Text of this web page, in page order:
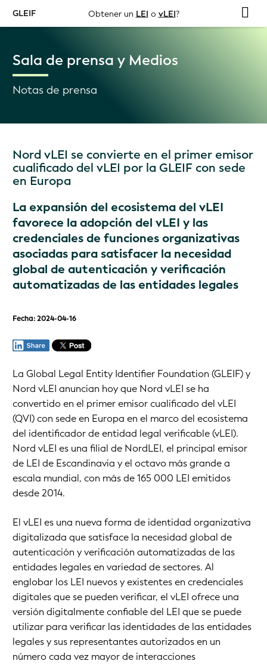
GLEIF Obtener un LEI o vLEI?
Sala de prensa y Medios
Notas de prensa
Nord vLEI se convierte en el primer emisor
cualificado del vLEI por la GLEIF con sede
en Europa
La expansión del ecosistema del vLEI
favorece la adopción del vLEI y las
credenciales de funciones organizativas
asociadas para satisfacer la necesidad
global de autenticación y verificación
automatizadas de las entidades legales
Fecha: 2024-04-16
La Global Legal Entity Identifier Foundation (GLEIF) y
Nord vLEI anuncian hoy que Nord vLEI se ha
convertido en el primer emisor cualificado del vLEI
(QVI) con sede en Europa en el marco del ecosistema
del identificador de entidad legal verificable (vLEI).
Nord vLEI es una filial de NordLEI, el principal emisor
de LEI de Escandinavia y el octavo más grande a
escala mundial, con más de 165 000 LEI emitidos
desde 2014.
El vLEI es una nueva forma de identidad organizativa
digitalizada que satisface la necesidad global de
autenticación y verificación automatizadas de las
entidades legales en variedad de sectores. Al
englobar los LEI nuevos y existentes en credenciales
digitales que se pueden verificar, el vLEI ofrece una
versión digitalmente confiable del LEI que se puede
utilizar para verificar las identidades de las entidades
legales y sus representantes autorizados en un
número cada vez mayor de interacciones